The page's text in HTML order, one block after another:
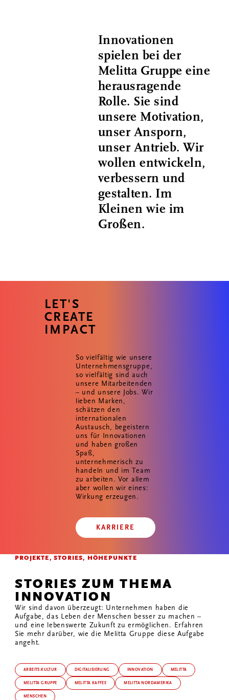
Innovationen
spielen bei der
Melitta Gruppe eine
herausragende
Rolle. Sie sind
unsere Motivation,
unser Ansporn,
unser Antrieb. Wir
wollen entwickeln,
verbessern und
gestalten. Im
Kleinen wie im
Großen.
LET'S
CREATE
IMPACT
So vielfältig wie unsere
Unternehmensgruppe,
so vielfältig sind auch
unsere Mitarbeitenden
– und unsere Jobs. Wir
lieben Marken,
schätzen den
internationalen
Austausch, begeistern
uns für Innovationen
und haben großen
Spaß,
unternehmerisch zu
handeln und im Team
zu arbeiten. Vor allem
aber wollen wir eines:
Wirkung erzeugen.
KARRIERE
PROJEKTE, STORIES, HÖHEPUNKTE
STORIES ZUM THEMA
INNOVATION
Wir sind davon überzeugt: Unternehmen haben die
Aufgabe, das Leben der Menschen besser zu machen –
und eine lebenswerte Zukunft zu ermöglichen. Erfahren
Sie mehr darüber, wie die Melitta Gruppe diese Aufgabe
angeht.
ARBEITS-KULTUR DIGITALISIERUNG INNOVATION MELITTA
MELITTA GRUPPE MELITTA KAFFEE MELITTA NORDAMERIKA
MENSCHEN